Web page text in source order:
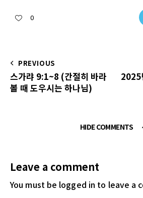
0
PREVIOUS
스가랴 9:1~8 (간절히 바라
볼 때 도우시는 하나님)
2025
HIDE COMMENTS
Leave a comment
You must be logged in to leave a